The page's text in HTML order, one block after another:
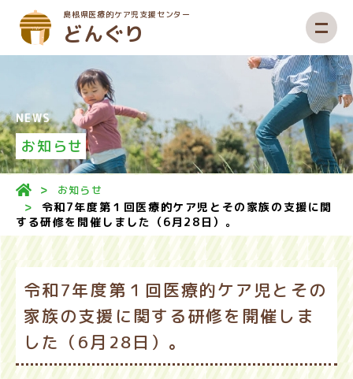
島根県医療的ケア児 支援センター
どんぐり
センターについて
ご本人•ご家族の方へ
支援者の方へ
NEWS
お知らせ
お知らせ
令和7年度第１回医療的ケア児とその家族の支援に関
する研修を開催しました（6月28日）。
令和7年度第１回医療的ケア児とその
家族の支援に関する研修を開催しま
した（6月28日）。